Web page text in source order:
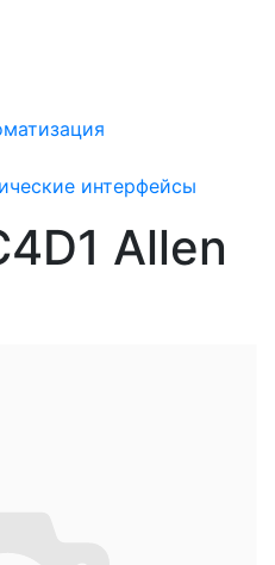
интерфейсы
Allen